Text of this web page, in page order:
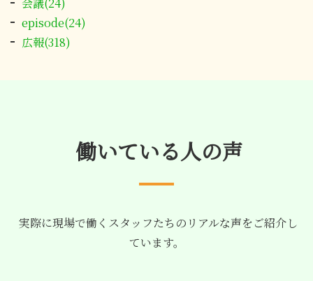
episode(24)
広報(318)
働いている人の声
実際に現場で働くスタッフたちのリアルな声をご紹介し
ています。